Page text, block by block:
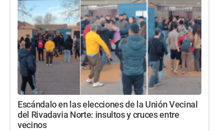
Escándalo en las elecciones de la Unión Vecinal
del Rivadavia Norte: insultos y cruces entre
vecinos